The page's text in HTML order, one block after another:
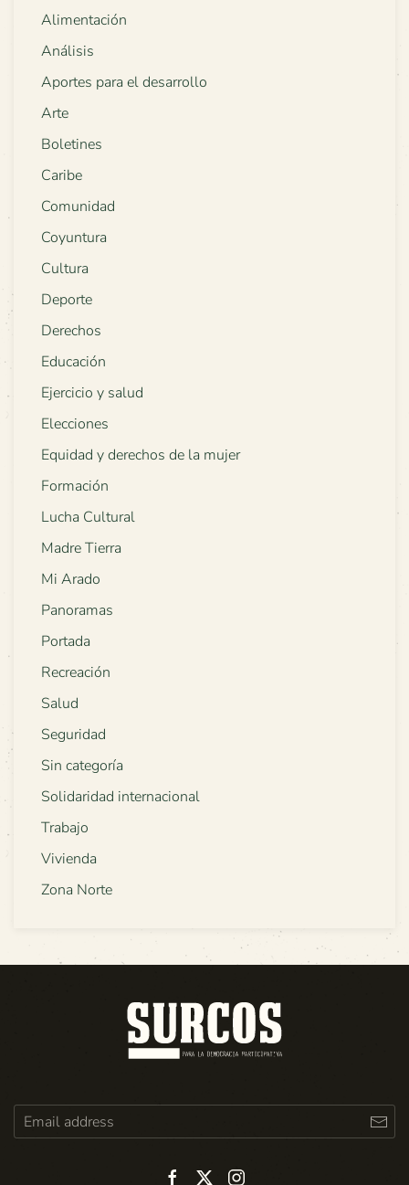
Alimentación
Análisis
Aportes para el desarrollo
Arte
Boletines
Caribe
Comunidad
Coyuntura
Cultura
Deporte
Derechos
Educación
Ejercicio y salud
Elecciones
Equidad y derechos de la mujer
Formación
Lucha Cultural
Madre Tierra
Mi Arado
Panoramas
Portada
Recreación
Salud
Seguridad
Sin categoría
Solidaridad internacional
Trabajo
Vivienda
Zona Norte